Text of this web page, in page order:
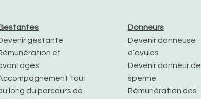
gestante
et
tout
long du parcours de
Donneurs
Devenir donneuse
d’ovules
Devenir donneur de
sperme
Rémunération des